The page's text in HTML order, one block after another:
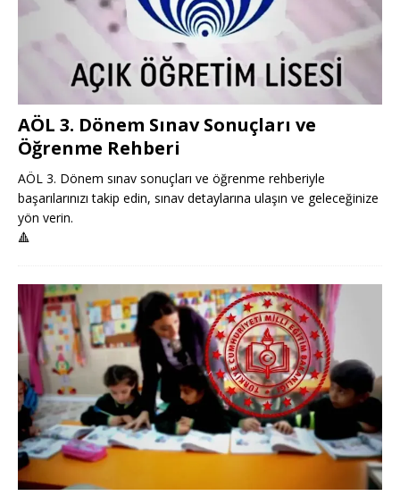
AÖL 3. Dönem Sınav Sonuçları ve
Öğrenme Rehberi
AÖL 3. Dönem sınav sonuçları ve öğrenme rehberiyle
başarılarınızı takip edin, sınav detaylarına ulaşın ve geleceğinize
yön verin.
🔺